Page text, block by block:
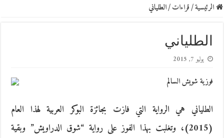
الرئيسية/قراءات/الطلياني
الطلياني
يوليو 7, 2015
فوزية شويش السالم
الطلياني هي الرواية التي فازت بجائزة البوكر العربية لهذا العام
(2015)، وتغلبت بهذا الفوز على رواية “شوق الدراويش” وبقية